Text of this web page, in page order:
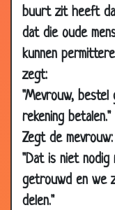
buurt zit heeft
dat die oude
kunnen
zegt:
"Mevrouw,
rekening betalen."
Zegt de mevrouw:
"Dat is niet nodig
getrouwd en we
delen."
23 Mar
2010
Lang
19 Mar Bezorgde
15 Mar
Dat had hij
15 Mar
2010
2010